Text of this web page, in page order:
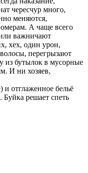
чересчур много,
меняются,
А чаще всего
важничают
хех, один урон,
перегрызают
из бутылок в мусорные
И ни хозяев,
и отглаженное бельё
Буйка решает спеть